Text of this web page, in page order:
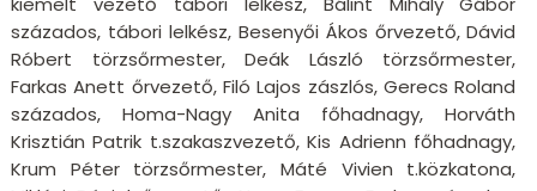
százados, tábori lelkész, Besenyői Ákos őrvezető, Dávid
Róbert törzsőrmester, Deák László törzsőrmester,
Farkas Anett őrvezető, Filó Lajos zászlós, Gerecs Roland
százados, Homa-Nagy Anita főhadnagy, Horváth
Krisztián Patrik t.szakaszvezető, Kis Adrienn főhadnagy,
Krum Péter törzsőrmester, Máté Vivien t.közkatona,